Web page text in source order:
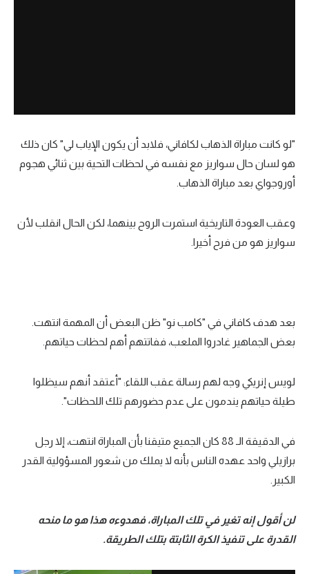
"لو كانت مباراة الذهاب لكافاني، فلابد أن يكون الإياب لي" كان ذلك
هو لسان حال سواريز مع نفسه في لحظات التحية بين ثنائي هجوم
أوروجواي بعد مباراة الذهاب.
وعقب العودة التاريخية استمرت الروح بينهما، لكن الحال انقلب لأن
سواريز هو من فرح أخيرا.
بعد هدف كافاني في "كامب نو" ظن البعض أن المهمة انتهت.
بعض الجماهير غادروا الملعب، ففاتتهم أهم لحظات حياتهم.
لويس إنريكي وجه لهم رسالة عقب اللقاء: "أعتقد أنهم سيظلوا
طيلة حياتهم يندمون على عدم حضورهم تلك اللحظات".
في الدقيقة الـ 88 كان الجميع متيقنا بأن المباراة انتهت، إلا رجل
برازيلي واحد عهده الناس بأنه لا يملك من شعور المسؤولية القدر
الكبير.
لن أقول إنه تغير في تلك المباراة، فهدوءه هذا هو ما منحه
القدرة على تنفيذ الكرة الثابتة بتلك الطريقة.